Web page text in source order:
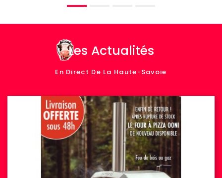
Les Actualités
En Direct De La Haute-Savoie